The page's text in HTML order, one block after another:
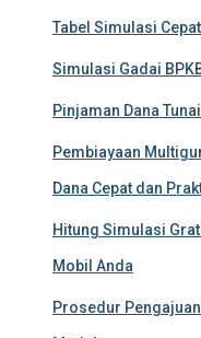
Tabel Simulasi
Simulasi Gadai
Pinjaman Dana
Pembiayaan
Dana Cepat dan
Hitung Simulasi
Mobil Anda
Prosedur